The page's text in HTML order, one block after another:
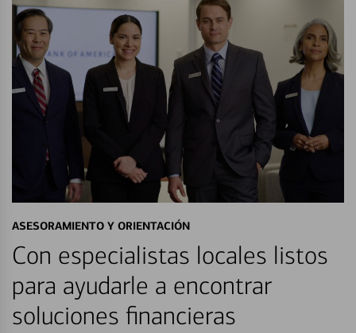
ASESORAMIENTO Y ORIENTACIÓN
Con especialistas locales listos
para ayudarle a encontrar
soluciones financieras